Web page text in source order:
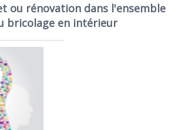
ou rénovation dans l'ensemble
bricolage en intérieur